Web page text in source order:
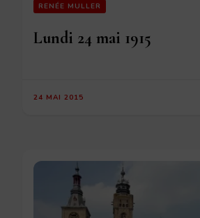
RENÉE MULLER
Lundi 24 mai 1915
24 MAI 2015